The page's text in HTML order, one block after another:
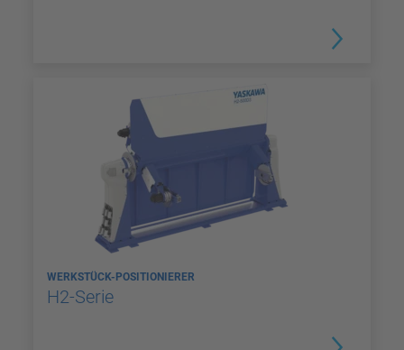
WERKSTÜCK-POSITIONIERER
H2-Serie